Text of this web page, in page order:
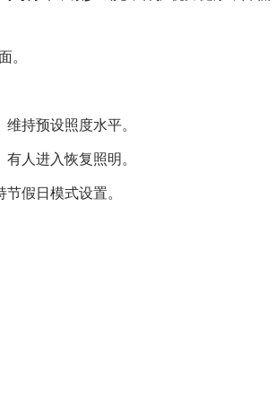
持预设照度水平。
人进入恢复照明。
假日模式设置。